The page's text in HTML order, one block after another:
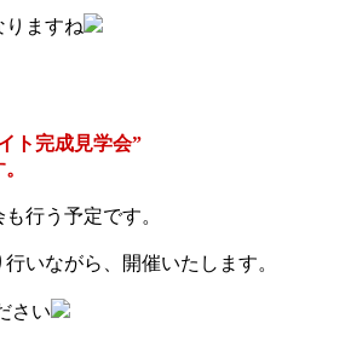
りますね
ト完成見学会”
行う予定です。
いながら、開催いたします。
さい